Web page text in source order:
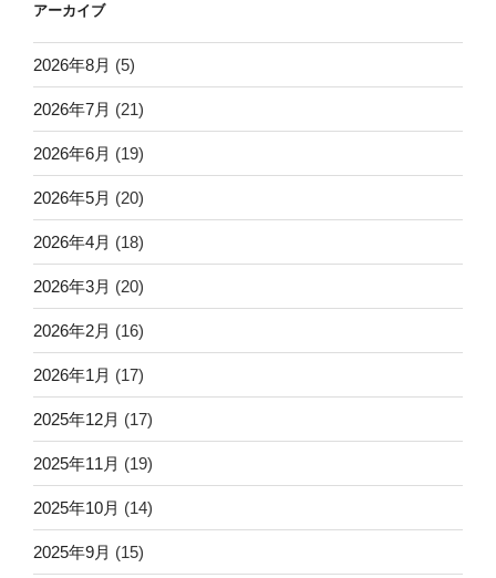
アーカイブ
2026年8月 (5)
2026年7月 (21)
2026年6月 (19)
2026年5月 (20)
2026年4月 (18)
2026年3月 (20)
2026年2月 (16)
2026年1月 (17)
2025年12月 (17)
2025年11月 (19)
2025年10月 (14)
2025年9月 (15)